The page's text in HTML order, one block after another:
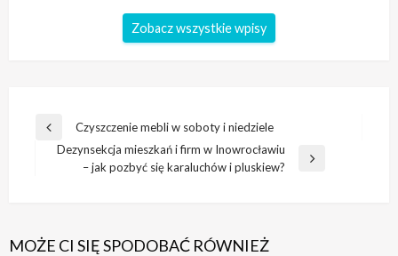
Zobacz wszystkie wpisy
Nawigacja
wpisu
Poprzedni
wpis
Czyszczenie mebli w soboty i niedziele
Następny
Dezynsekcja mieszkań i firm w Inowrocławiu
– jak pozbyć się karaluchów i pluskiew?
MOŻE CI SIĘ SPODOBAĆ RÓWNIEŻ